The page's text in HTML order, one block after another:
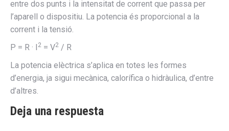
entre dos punts i la intensitat de corrent que passa per
l’aparell o dispositiu. La potencia és proporcional a la
corrent i la tensió.
P = R · I 2 = V2 / R
La potencia elèctrica s’aplica en totes les formes
d’energia, ja sigui mecànica, calorífica o hidràulica, d’entre
d’altres.
Deja una respuesta